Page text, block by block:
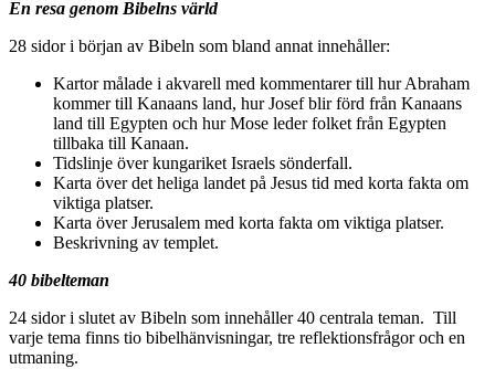
En resa genom Bibelns värld
28 sidor i början av Bibeln som bland annat innehåller:
Kartor målade i akvarell med kommentarer till hur Abraham
kommer till Kanaans land, hur Josef blir förd från Kanaans
land till Egypten och hur Mose leder folket från Egypten
tillbaka till Kanaan.
Tidslinje över kungariket Israels sönderfall.
Karta över det heliga landet på Jesus tid med korta fakta om
viktiga platser.
Karta över Jerusalem med korta fakta om viktiga platser.
Beskrivning av templet.
40 bibelteman
24 sidor i slutet av Bibeln som innehåller 40 centrala teman. Till
varje tema finns tio bibelhänvisningar, tre reflektionsfrågor och en
utmaning.